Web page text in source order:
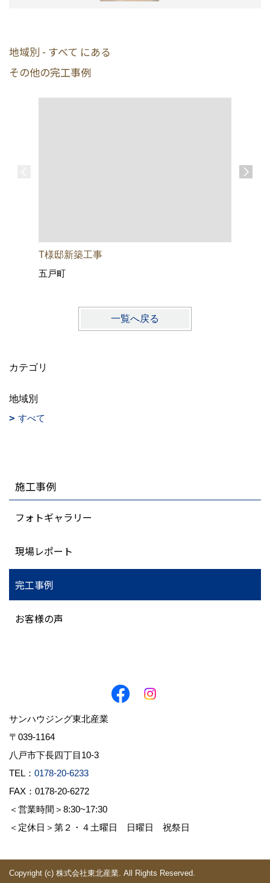
地域別 - すべて にある
その他の完工事例
T様邸新築工事
五戸町
一覧へ戻る
カテゴリ
地域別
すべて
施工事例
フォトギャラリー
現場レポート
完工事例
お客様の声
サンハウジング東北産業
〒039-1164
八戸市下長四丁目10-3
TEL： 0178-20-6233
FAX：0178-20-6272
＜営業時間＞8:30~17:30
＜定休日＞第２・４土曜日 日曜日 祝祭日
Copyright (c) 株式会社東北産業. All Rights Reserved.